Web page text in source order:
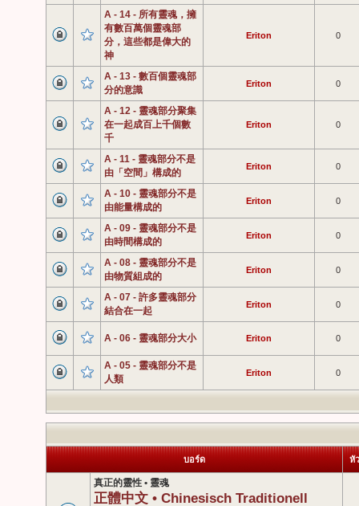
A - 14 - 所有靈魂，擁
有數百萬個靈魂部
分，這些都是偉大的
神
Eriton 0
A - 13 - 數百個靈魂部
分的意識
Eriton 0
A - 12 - 靈魂部分聚集
在一起成百上千個數
千
Eriton 0
A - 11 - 靈魂部分不是
由「空間」構成的
Eriton 0
A - 10 - 靈魂部分不是
由能量構成的
Eriton 0
A - 09 - 靈魂部分不是
由時間構成的
Eriton 0
A - 08 - 靈魂部分不是
由物質組成的
Eriton 0
A - 07 - 許多靈魂部分
結合在一起
Eriton 0
A - 06 - 靈魂部分大小 Eriton 0
A - 05 - 靈魂部分不是
人類
Eriton 0
บอร์ด หั
真正的靈性 • 靈魂
正體中文 • Chinesisch Traditionell